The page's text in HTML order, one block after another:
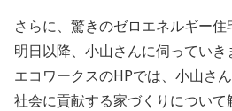
さらに、驚きのゼロエネルギー住
明日以降、小山さんに伺ってい
エコワークスのHPでは、小山さ
社会に貢献する家づくりについて